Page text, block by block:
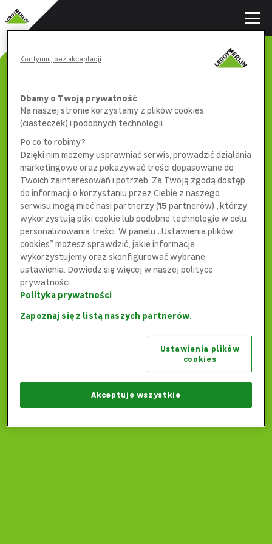
404
Ups... Coś poszło nie tak...
Czy możemy wrócić na stronę główną?
Wróć na stronę główną
Dbamy o Twoją prywatność
Na naszej stronie korzystamy z plików cookies
(ciasteczek) i podobnych technologii.
Po co to robimy?
Dzięki nim możemy usprawniać serwis, prowadzić działania
marketingowe oraz pokazywać treści dopasowane do
Twoich zainteresowań i potrzeb. Za Twoją zgodą dostęp
do informacji o korzystaniu przez Ciebie z naszego
serwisu mogą mieć nasi partnerzy (15 partnerów) , którzy
wykorzystują pliki cookie lub podobne technologie w celu
personalizowania treści. W panelu „Ustawienia plików
cookies” możesz sprawdzić, jakie informacje
wykorzystujemy oraz skonfigurować wybrane
ustawienia. Dowiedz się więcej w naszej polityce
prywatności.
Polityka prywatności
Zapoznaj się z listą naszych partnerów.
Ustawienia plików
cookies
Akceptuję wszystkie
Kontynuuj bez akceptacji